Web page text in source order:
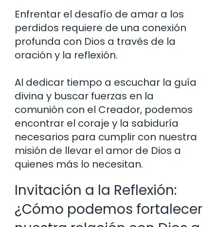
Enfrentar el desafío de amar a los
perdidos requiere de una conexión
profunda con Dios a través de la
oración y la reflexión.
Al dedicar tiempo a escuchar la guía
divina y buscar fuerzas en la
comunión con el Creador, podemos
encontrar el coraje y la sabiduría
necesarios para cumplir con nuestra
misión de llevar el amor de Dios a
quienes más lo necesitan.
Invitación a la Reflexión:
¿Cómo podemos fortalecer